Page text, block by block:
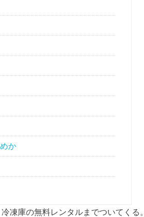
か
凍庫の無料レンタルまでついてくる。